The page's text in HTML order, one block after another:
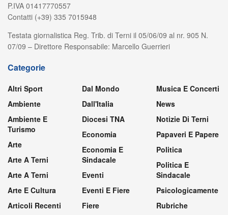
P.IVA 01417770557
Contatti (+39) 335 7015948
Testata giornalistica Reg. Trib. di Terni il 05/06/09 al nr. 905 N.
07/09 – Direttore Responsabile: Marcello Guerrieri
Categorie
Altri Sport
Ambiente
Ambiente E
Turismo
Arte
Arte A Terni
Arte A Terni
Arte E Cultura
Articoli Recenti
Dal Mondo
Dall'Italia
Diocesi TNA
Economia
Economia E
Sindacale
Eventi
Eventi E Fiere
Fiere
Musica E Concerti
News
Notizie Di Terni
Papaveri E Papere
Politica
Politica E
Sindacale
Psicologicamente
Rubriche